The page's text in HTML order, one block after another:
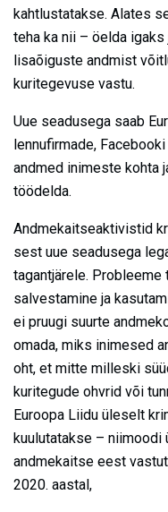
kahtlustatakse. Alates
teha ka nii – öelda
lisaõiguste andmist
kuritegevuse vastu.
Uue seadusega saab
lennufirmade,
andmed inimeste kohta
töödelda.
Andmekaitseaktivistid
sest uue seadusega
tagantjärele.
salvestamine ja
ei pruugi suurte
omada, miks inimesed
oht, et mitte milleski
kuritegude ohvrid või
Euroopa Liidu üleselt
kuulutatakse – niimoodi
andmekaitse eest
2020. aastal,